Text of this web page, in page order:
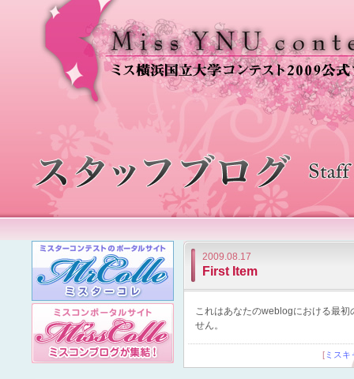
2009.08.17
First Item
これはあなたのweblogにおける最
せん。
[ ミス